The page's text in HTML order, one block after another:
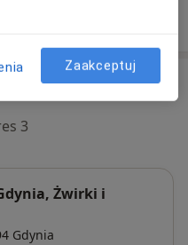
3
Żwirki i
Gdynia
Zaakceptuj